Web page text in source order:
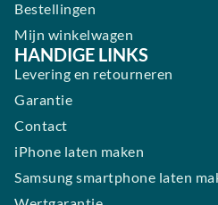
Bestellingen
Mijn winkelwagen
HANDIGE LINKS
Levering en retourneren
Garantie
Contact
iPhone laten maken
Samsung smartphone laten